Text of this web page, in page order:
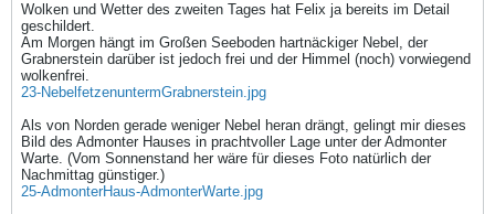
Wolken und Wetter des zweiten Tages hat Felix ja bereits im Detail
geschildert.
Am Morgen hängt im Großen Seeboden hartnäckiger Nebel, der
Grabnerstein darüber ist jedoch frei und der Himmel (noch) vorwiegend
wolkenfrei.
23-NebelfetzenuntermGrabnerstein.jpg
Als von Norden gerade weniger Nebel heran drängt, gelingt mir dieses
Bild des Admonter Hauses in prachtvoller Lage unter der Admonter
Warte. (Vom Sonnenstand her wäre für dieses Foto natürlich der
Nachmittag günstiger.)
25-AdmonterHaus-AdmonterWarte.jpg